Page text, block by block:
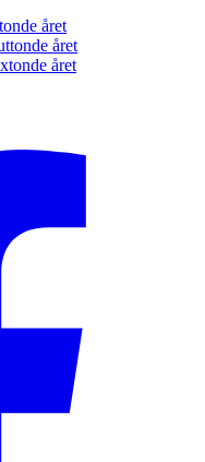
året
året
året